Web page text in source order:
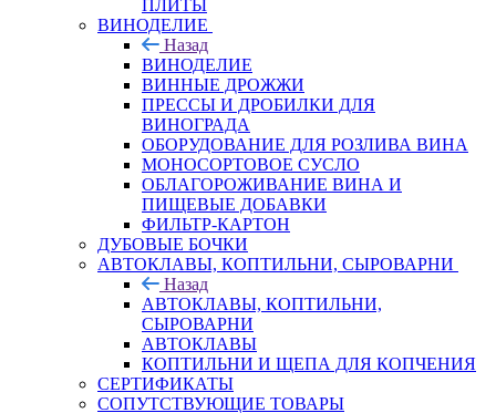
ПЛИТЫ
ВИНОДЕЛИЕ
Назад
ВИНОДЕЛИЕ
ВИННЫЕ ДРОЖЖИ
ПРЕССЫ И ДРОБИЛКИ ДЛЯ
ВИНОГРАДА
ОБОРУДОВАНИЕ ДЛЯ РОЗЛИВА ВИНА
МОНОСОРТОВОЕ СУСЛО
ОБЛАГОРОЖИВАНИЕ ВИНА И
ПИЩЕВЫЕ ДОБАВКИ
ФИЛЬТР-КАРТОН
ДУБОВЫЕ БОЧКИ
АВТОКЛАВЫ, КОПТИЛЬНИ, СЫРОВАРНИ
Назад
АВТОКЛАВЫ, КОПТИЛЬНИ,
СЫРОВАРНИ
АВТОКЛАВЫ
КОПТИЛЬНИ И ЩЕПА ДЛЯ КОПЧЕНИЯ
СЕРТИФИКАТЫ
СОПУТСТВУЮЩИЕ ТОВАРЫ